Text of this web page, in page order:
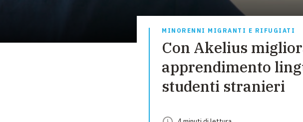
EMERGENZE
DIVERSI MODI
COMODO PER TE
MINORENNI MIGRANTI E RIFUGIATI
Con Akelius
apprendimento
studenti stranieri